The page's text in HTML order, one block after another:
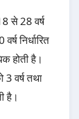
से 28 वर्ष
निर्धारित
होती है।
3 वर्ष तथा
है।